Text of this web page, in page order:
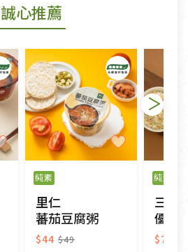
「不適用七天鑑賞期商品」情
，恕不接受退換貨.
該商品七天免費鑑賞期(含例假
商品未經使用或被汙損(除商品
退換貨。
：
儲存之商品、易於變質或損壞
法或不適合退換之商品：如
腦軟體，若產品瑕疵無法讀取僅
送達後水洗或污損者。
褲、襪子、口罩等私人消耗性產
誠心推薦
純素
里仁
蕃茄豆腐粥
$44 $49
純素
三機
優蛋白
$75